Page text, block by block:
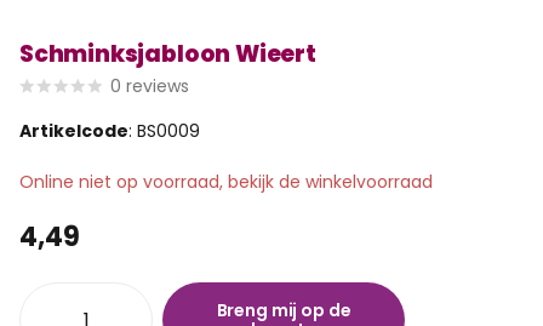
Schminksjabloon Wieert
0 reviews
Artikelcode: BS0009
Online niet op voorraad, bekijk de winkelvoorraad
4,49
Breng mij op de